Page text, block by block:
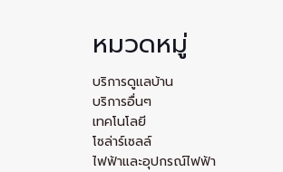
หมวดหมู่
บริการดูแลบ้าน
บริการอื่นๆ
เทคโนโลยี
โซล่าร์เซลล์
ไฟฟ้าและอุปกรณ์ไฟฟ้า